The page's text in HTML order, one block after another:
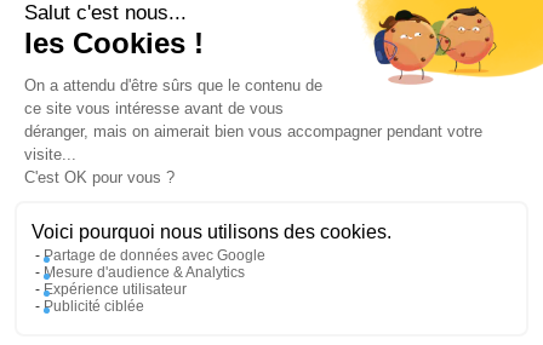
Salut c'est nous...
les Cookies !
On a attendu d'être sûrs que le contenu de
ce site vous intéresse avant de vous
déranger, mais on aimerait bien vous accompagner pendant votre
visite...
C'est OK pour vous ?
Voici pourquoi nous utilisons des cookies.
Partage de données avec Google
Mesure d'audience & Analytics
Expérience utilisateur
Publicité ciblée
CONTACT
02 51 52 26 57
contacts@franssen-loisirs.fr
NOS MARQUES PARTENAIRES
Altago
Multi-Mover
PROFITEZ DE -5 %
vous abonnant à notre newsletter !